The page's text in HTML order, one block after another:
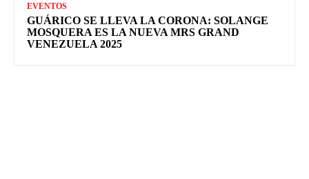
EVENTOS
GUÁRICO SE LLEVA LA CORONA: SOLANGE
MOSQUERA ES LA NUEVA MRS GRAND
VENEZUELA 2025